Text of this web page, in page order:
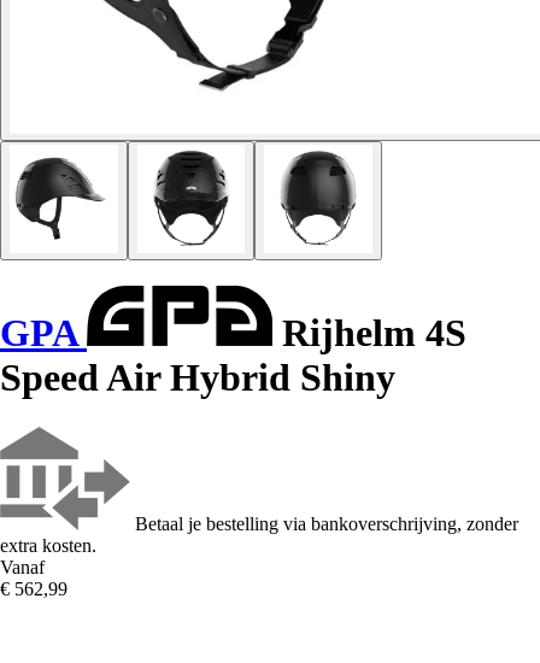
GPA
Rijhelm 4S
Speed Air Hybrid Shiny
Betaal je bestelling via bankoverschrijving, zonder
extra kosten.
Vanaf
€ 562,99